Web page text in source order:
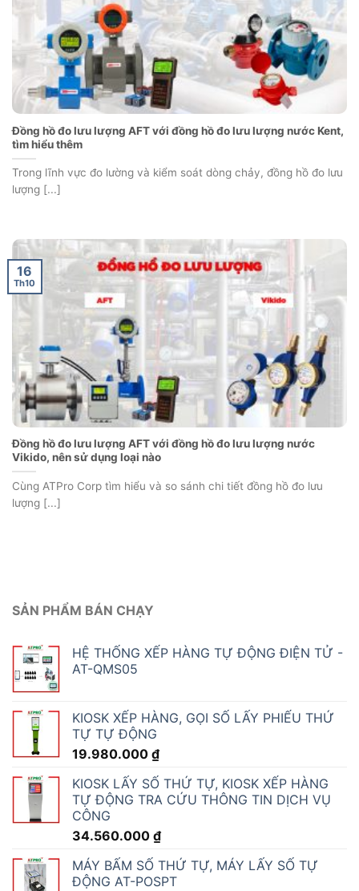
Đồng hồ đo lưu lượng AFT với đồng hồ đo lưu lượng nước Kent,
tìm hiểu thêm
Trong lĩnh vực đo lường và kiểm soát dòng chảy, đồng hồ đo lưu
lượng [...]
Đồng hồ đo lưu lượng AFT với đồng hồ đo lưu lượng nước
Vikido, nên sử dụng loại nào
Cùng ATPro Corp tìm hiểu và so sánh chi tiết đồng hồ đo lưu
lượng [...]
16
Th10
SẢN PHẨM BÁN CHẠY
HỆ THỐNG XẾP HÀNG TỰ ĐỘNG ĐIỆN TỬ -
AT-QMS05
KIOSK XẾP HÀNG, GỌI SỐ LẤY PHIẾU THỨ
TỰ TỰ ĐỘNG
19.980.000 ₫
KIOSK LẤY SỐ THỨ TỰ, KIOSK XẾP HÀNG
TỰ ĐỘNG TRA CỨU THÔNG TIN DỊCH VỤ
CÔNG
34.560.000 ₫
MÁY BẤM SỐ THỨ TỰ, MÁY LẤY SỐ TỰ
ĐỘNG AT-POSPT